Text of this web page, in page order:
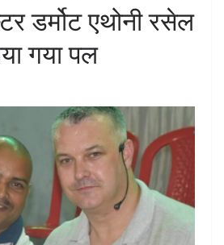
डर्मोट एथोनी रसेल
गया पल